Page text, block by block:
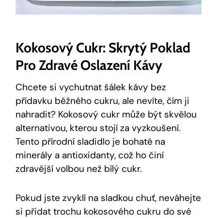
Kokosový Cukr: Skrytý Poklad
Pro Zdravé Oslazení Kávy
Chcete si vychutnat šálek kávy bez
přídavku běžného cukru, ale nevíte, čím ji
nahradit? Kokosový cukr může být skvělou
alternativou, kterou stojí za vyzkoušení.
Tento přírodní sladidlo je bohaté na
minerály a antioxidanty, což ho činí
zdravější volbou než bílý cukr.
Pokud jste zvyklí na sladkou chuť, neváhejte
si přidat trochu kokosového cukru do své